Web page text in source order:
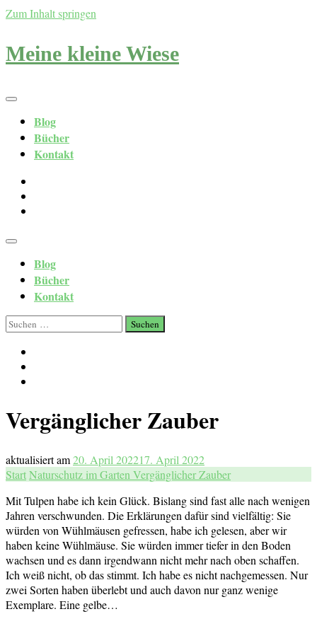
Zum Inhalt springen
Meine kleine Wiese
Blog
Bücher
Kontakt
Blog
Bücher
Kontakt
Suchen
nach:
Vergänglicher Zauber
aktualisiert am20. April 202217. April 2022
StartNaturschutz im Garten Vergänglicher Zauber
Mit Tulpen habe ich kein Glück. Bislang sind fast alle nach wenigen
Jahren verschwunden. Die Erklärungen dafür sind vielfältig: Sie
würden von Wühlmäusen gefressen, habe ich gelesen, aber wir
haben keine Wühlmäuse. Sie würden immer tiefer in den Boden
wachsen und es dann irgendwann nicht mehr nach oben schaffen.
Ich weiß nicht, ob das stimmt. Ich habe es nicht nachgemessen. Nur
zwei Sorten haben überlebt und auch davon nur ganz wenige
Exemplare. Eine gelbe…